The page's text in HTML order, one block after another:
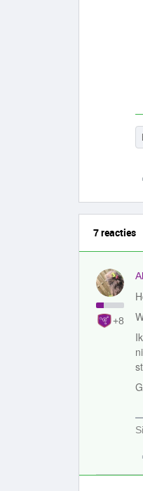
7 reacties
+8